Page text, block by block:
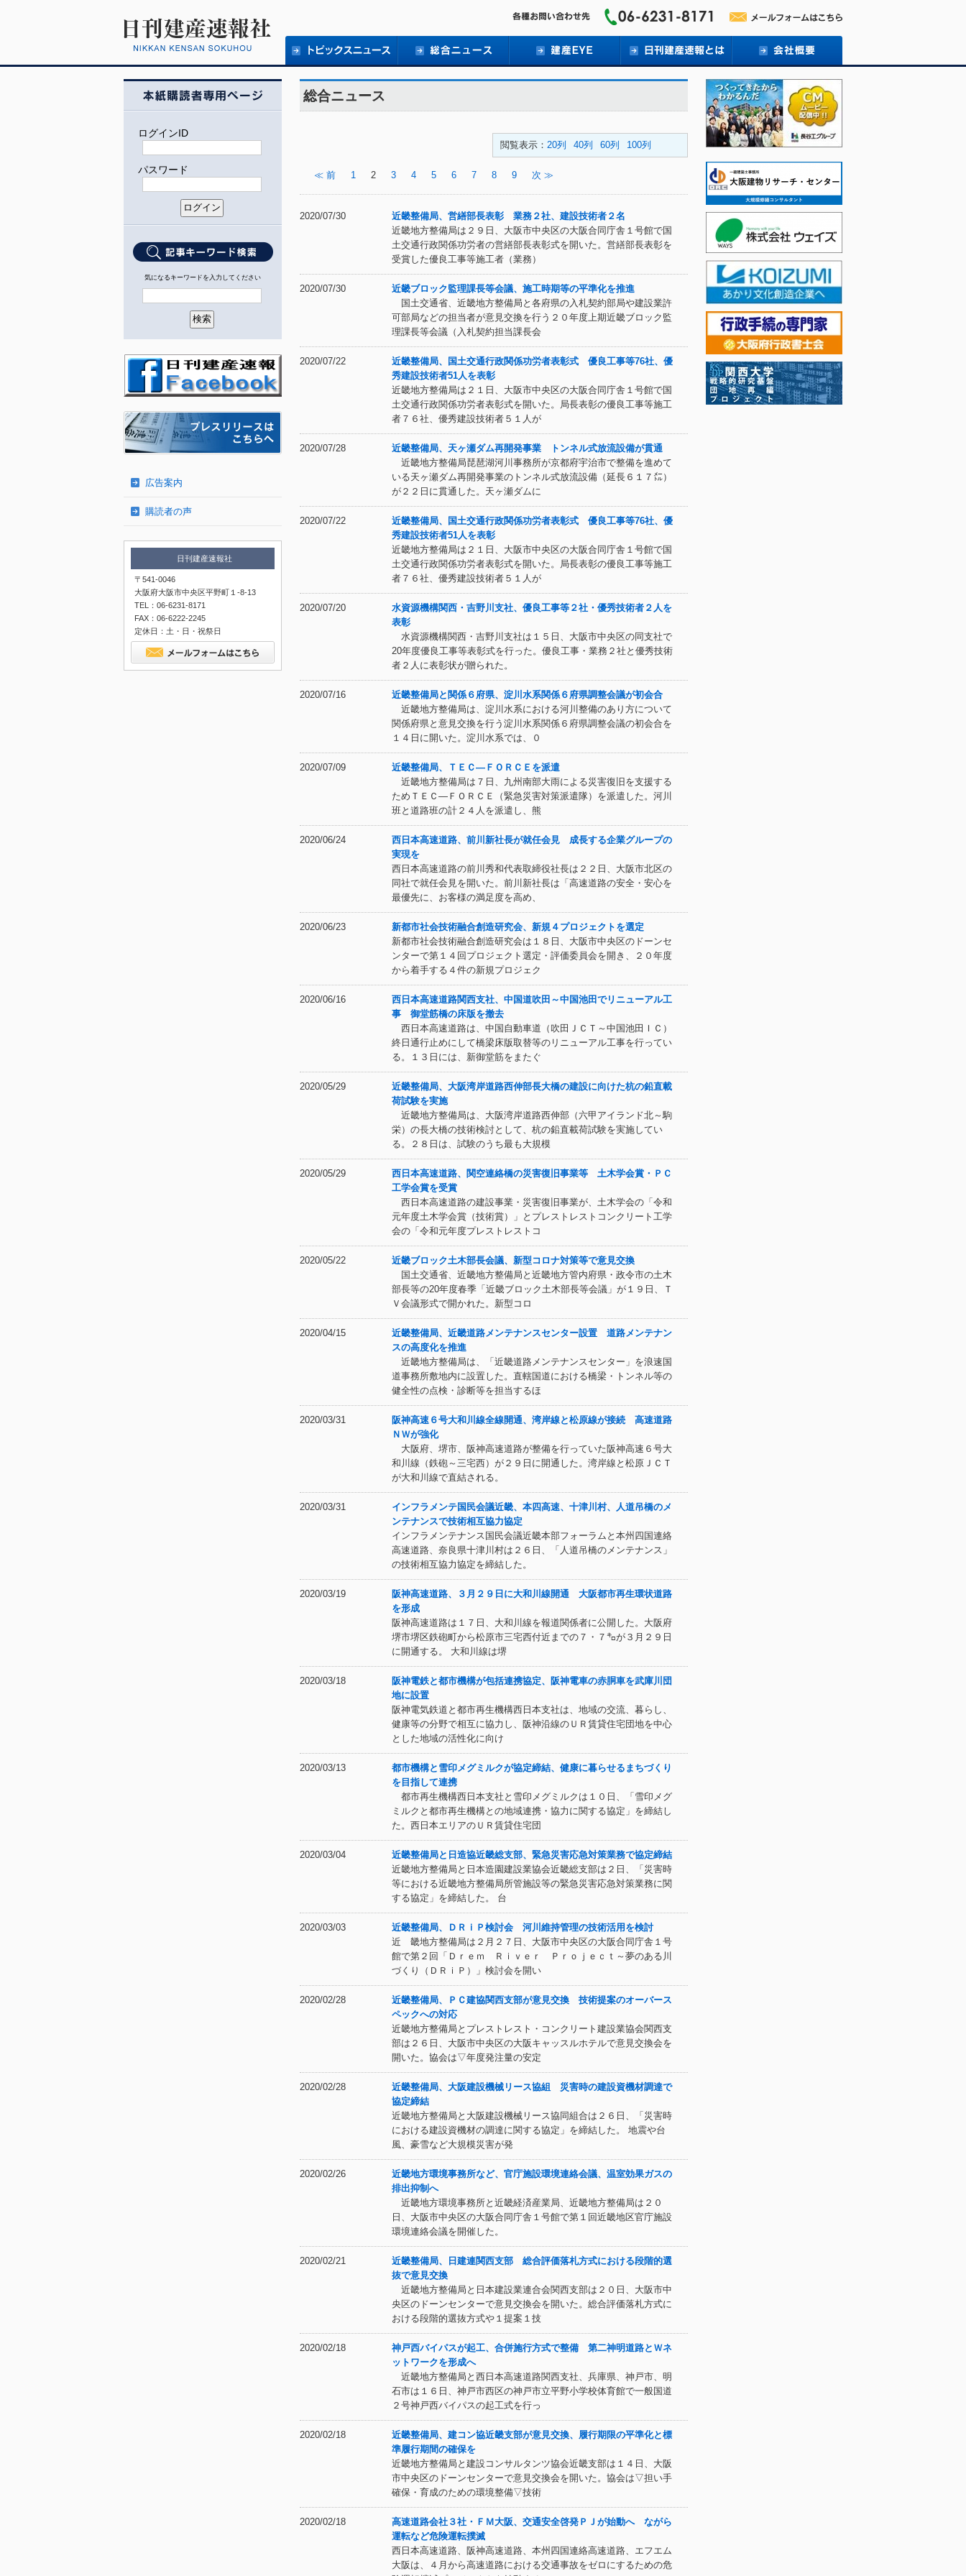
ログインID
パスワード
気になるキーワードを入力してください
広告案内
購読者の声
日刊建産速報社
〒541-0046
大阪府大阪市中央区平野町１-8-13
TEL：06-6231-8171
FAX：06-6222-2245
定休日：土・日・祝祭日
総合ニュース
閲覧表示： 20列 40列 60列 100列
≪ 前 1 2 3 4 5 6 7 8 9 次 ≫
2020/07/30
近畿整備局、営繕部長表彰 業務２社、建設技術者２名
近畿地方整備局は２９日、大阪市中央区の大阪合同庁舎１号館で国
土交通行政関係功労者の営繕部長表彰式を開いた。営繕部長表彰を
受賞した優良工事等施工者（業務）
2020/07/30
近畿ブロック監理課長等会議、施工時期等の平準化を推進
国土交通省、近畿地方整備局と各府県の入札契約部局や建設業許
可部局などの担当者が意見交換を行う２０年度上期近畿ブロック監
理課長等会議（入札契約担当課長会
2020/07/22
近畿整備局、国土交通行政関係功労者表彰式 優良工事等76社、優
秀建設技術者51人を表彰
近畿地方整備局は２１日、大阪市中央区の大阪合同庁舎１号館で国
土交通行政関係功労者表彰式を開いた。局長表彰の優良工事等施工
者７６社、優秀建設技術者５１人が
2020/07/28
近畿整備局、天ヶ瀬ダム再開発事業 トンネル式放流設備が貫通
近畿地方整備局琵琶湖河川事務所が京都府宇治市で整備を進めて
いる天ヶ瀬ダム再開発事業のトンネル式放流設備（延長６１７㍍）
が２２日に貫通した。天ヶ瀬ダムに
2020/07/22
近畿整備局、国土交通行政関係功労者表彰式 優良工事等76社、優
秀建設技術者51人を表彰
近畿地方整備局は２１日、大阪市中央区の大阪合同庁舎１号館で国
土交通行政関係功労者表彰式を開いた。局長表彰の優良工事等施工
者７６社、優秀建設技術者５１人が
2020/07/20
水資源機構関西・吉野川支社、優良工事等２社・優秀技術者２人を
表彰
水資源機構関西・吉野川支社は１５日、大阪市中央区の同支社で
20年度優良工事等表彰式を行った。優良工事・業務２社と優秀技術
者２人に表彰状が贈られた。
2020/07/16
近畿整備局と関係６府県、淀川水系関係６府県調整会議が初会合
近畿地方整備局は、淀川水系における河川整備のあり方について
関係府県と意見交換を行う淀川水系関係６府県調整会議の初会合を
１４日に開いた。淀川水系では、０
2020/07/09
近畿整備局、ＴＥＣ―ＦＯＲＣＥを派遣
近畿地方整備局は７日、九州南部大雨による災害復旧を支援する
ためＴＥＣ―ＦＯＲＣＥ（緊急災害対策派遣隊）を派遣した。河川
班と道路班の計２４人を派遣し、熊
2020/06/24
西日本高速道路、前川新社長が就任会見 成長する企業グループの
実現を
西日本高速道路の前川秀和代表取締役社長は２２日、大阪市北区の
同社で就任会見を開いた。前川新社長は「高速道路の安全・安心を
最優先に、お客様の満足度を高め、
2020/06/23
新都市社会技術融合創造研究会、新規４プロジェクトを選定
新都市社会技術融合創造研究会は１８日、大阪市中央区のドーンセ
ンターで第１４回プロジェクト選定・評価委員会を開き、２０年度
から着手する４件の新規プロジェク
2020/06/16
西日本高速道路関西支社、中国道吹田～中国池田でリニューアル工
事 御堂筋橋の床版を撤去
西日本高速道路は、中国自動車道（吹田ＪＣＴ～中国池田ＩＣ）
終日通行止めにして橋梁床版取替等のリニューアル工事を行ってい
る。１３日には、新御堂筋をまたぐ
2020/05/29
近畿整備局、大阪湾岸道路西伸部長大橋の建設に向けた杭の鉛直載
荷試験を実施
近畿地方整備局は、大阪湾岸道路西伸部（六甲アイランド北～駒
栄）の長大橋の技術検討として、杭の鉛直載荷試験を実施してい
る。２８日は、試験のうち最も大規模
2020/05/29
西日本高速道路、関空連絡橋の災害復旧事業等 土木学会賞・ＰＣ
工学会賞を受賞
西日本高速道路の建設事業・災害復旧事業が、土木学会の「令和
元年度土木学会賞（技術賞）」とプレストレストコンクリート工学
会の「令和元年度プレストレストコ
2020/05/22
近畿ブロック土木部長会議、新型コロナ対策等で意見交換
国土交通省、近畿地方整備局と近畿地方管内府県・政令市の土木
部長等の20年度春季「近畿ブロック土木部長等会議」が１９日、Ｔ
Ｖ会議形式で開かれた。新型コロ
2020/04/15
近畿整備局、近畿道路メンテナンスセンター設置 道路メンテナン
スの高度化を推進
近畿地方整備局は、「近畿道路メンテナンスセンター」を浪速国
道事務所敷地内に設置した。直轄国道における橋梁・トンネル等の
健全性の点検・診断等を担当するほ
2020/03/31
阪神高速６号大和川線全線開通、湾岸線と松原線が接続 高速道路
ＮＷが強化
大阪府、堺市、阪神高速道路が整備を行っていた阪神高速６号大
和川線（鉄砲～三宅西）が２９日に開通した。湾岸線と松原ＪＣＴ
が大和川線で直結される。
2020/03/31
インフラメンテ国民会議近畿、本四高速、十津川村、人道吊橋のメ
ンテナンスで技術相互協力協定
インフラメンテナンス国民会議近畿本部フォーラムと本州四国連絡
高速道路、奈良県十津川村は２６日、「人道吊橋のメンテナンス」
の技術相互協力協定を締結した。
2020/03/19
阪神高速道路、３月２９日に大和川線開通 大阪都市再生環状道路
を形成
阪神高速道路は１７日、大和川線を報道関係者に公開した。大阪府
堺市堺区鉄砲町から松原市三宅西付近までの７・７㌔が３月２９日
に開通する。 大和川線は堺
2020/03/18
阪神電鉄と都市機構が包括連携協定、阪神電車の赤胴車を武庫川団
地に設置
阪神電気鉄道と都市再生機構西日本支社は、地域の交流、暮らし、
健康等の分野で相互に協力し、阪神沿線のＵＲ賃貸住宅団地を中心
とした地域の活性化に向け
2020/03/13
都市機構と雪印メグミルクが協定締結、健康に暮らせるまちづくり
を目指して連携
都市再生機構西日本支社と雪印メグミルクは１０日、「雪印メグ
ミルクと都市再生機構との地域連携・協力に関する協定」を締結し
た。西日本エリアのＵＲ賃貸住宅団
2020/03/04
近畿整備局と日造協近畿総支部、緊急災害応急対策業務で協定締結
近畿地方整備局と日本造園建設業協会近畿総支部は２日、「災害時
等における近畿地方整備局所管施設等の緊急災害応急対策業務に関
する協定」を締結した。 台
2020/03/03
近畿整備局、ＤＲｉＰ検討会 河川維持管理の技術活用を検討
近 畿地方整備局は２月２７日、大阪市中央区の大阪合同庁舎１号
館で第２回「Ｄｒｅｍ Ｒｉｖｅｒ Ｐｒｏｊｅｃｔ～夢のある川
づくり（ＤＲｉＰ）」検討会を開い
2020/02/28
近畿整備局、ＰＣ建協関西支部が意見交換 技術提案のオーバース
ペックへの対応
近畿地方整備局とプレストレスト・コンクリート建設業協会関西支
部は２６日、大阪市中央区の大阪キャッスルホテルで意見交換会を
開いた。協会は▽年度発注量の安定
2020/02/28
近畿整備局、大阪建設機械リース協組 災害時の建設資機材調達で
協定締結
近畿地方整備局と大阪建設機械リース協同組合は２６日、「災害時
における建設資機材の調達に関する協定」を締結した。 地震や台
風、豪雪など大規模災害が発
2020/02/26
近畿地方環境事務所など、官庁施設環境連絡会議、温室効果ガスの
排出抑制へ
近畿地方環境事務所と近畿経済産業局、近畿地方整備局は２０
日、大阪市中央区の大阪合同庁舎１号館で第１回近畿地区官庁施設
環境連絡会議を開催した。
2020/02/21
近畿整備局、日建連関西支部 総合評価落札方式における段階的選
抜で意見交換
近畿地方整備局と日本建設業連合会関西支部は２０日、大阪市中
央区のドーンセンターで意見交換会を開いた。総合評価落札方式に
おける段階的選抜方式や１提案１技
2020/02/18
神戸西バイパスが起工、合併施行方式で整備 第二神明道路とＷネ
ットワークを形成へ
近畿地方整備局と西日本高速道路関西支社、兵庫県、神戸市、明
石市は１６日、神戸市西区の神戸市立平野小学校体育館で一般国道
２号神戸西バイパスの起工式を行っ
2020/02/18
近畿整備局、建コン協近畿支部が意見交換、履行期限の平準化と標
準履行期間の確保を
近畿地方整備局と建設コンサルタンツ協会近畿支部は１４日、大阪
市中央区のドーンセンターで意見交換会を開いた。協会は▽担い手
確保・育成のための環境整備▽技術
2020/02/18
高速道路会社３社・ＦＭ大阪、交通安全啓発ＰＪが始動へ ながら
運転など危険運転撲滅
西日本高速道路、阪神高速道路、本州四国連絡高速道路、エフエム
大阪は、４月から高速道路における交通事故をゼロにするための危